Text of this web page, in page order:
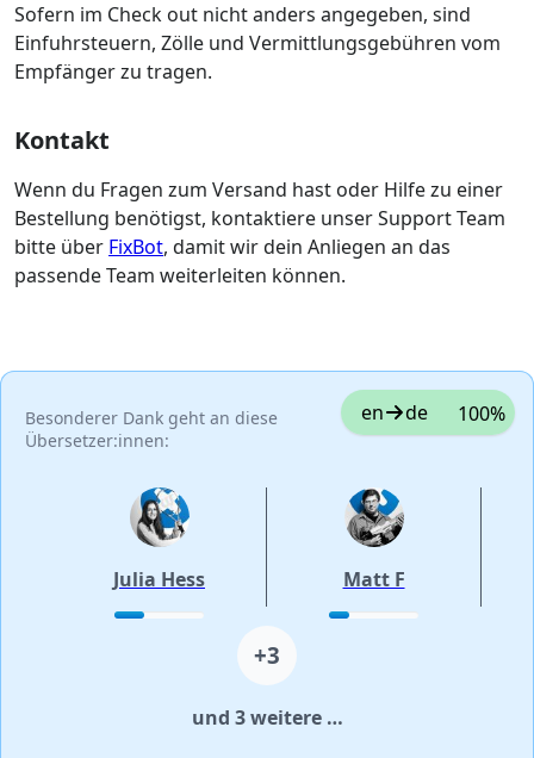
Sofern im Check out nicht anders angegeben, sind
Einfuhrsteuern, Zölle und Vermittlungsgebühren vom
Empfänger zu tragen.
Kontakt
Wenn du Fragen zum Versand hast oder Hilfe zu einer
Bestellung benötigst, kontaktiere unser Support Team
bitte über FixBot, damit wir dein Anliegen an das
passende Team weiterleiten können.
Besonderer Dank geht an diese
Übersetzer:innen:
en de 100%
Julia Hess Matt F
+3
und 3 weitere …